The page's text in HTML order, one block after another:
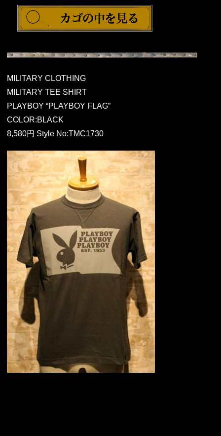
MILITARY CLOTHING
MILITARY TEE SHIRT
PLAYBOY “PLAYBOY FLAG”
COLOR:BLACK
8,580円 Style No:TMC1730